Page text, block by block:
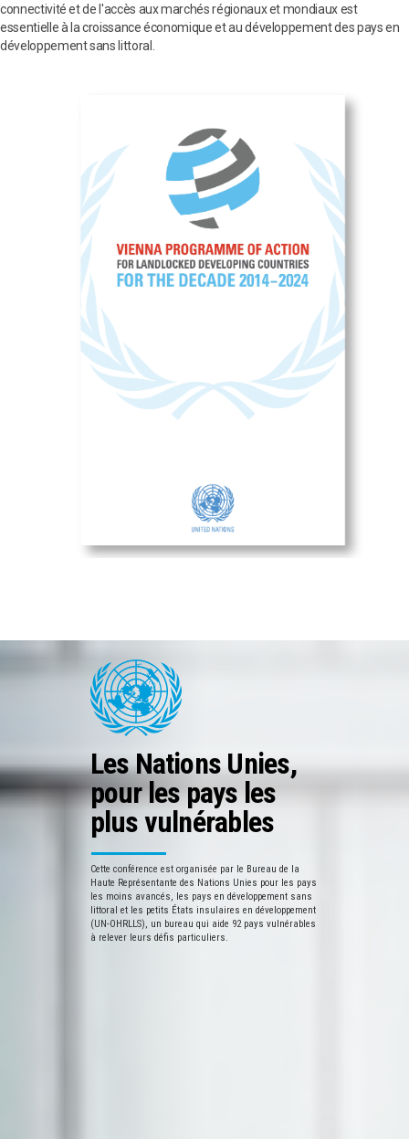
connectivité et de l'accès aux marchés régionaux et mondiaux est
essentielle à la croissance économique et au développement des pays en
développement sans littoral.
Les Nations Unies,
pour les pays les
plus vulnérables
Cette conférence est organisée par le Bureau de la
Haute Représentante des Nations Unies pour les pays
les moins avancés, les pays en développement sans
littoral et les petits États insulaires en développement
(UN-OHRLLS), un bureau qui aide 92 pays vulnérables
à relever leurs défis particuliers.